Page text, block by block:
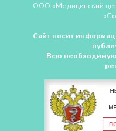
ООО «Медицинский
Сайт носит
Всю